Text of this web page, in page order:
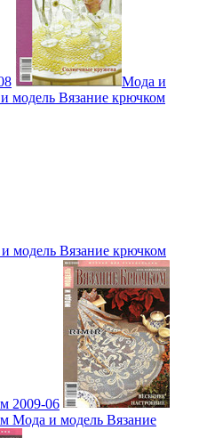
Мода и
модель Вязание крючком
модель Вязание крючком
2009-06
Мода и модель Вязание